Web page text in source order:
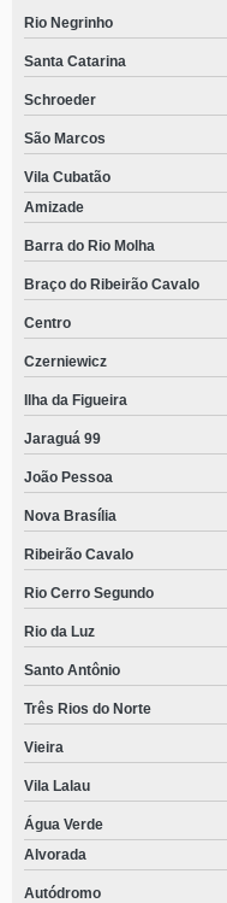
Rio Negrinho
Santa Catarina
Schroeder
São Marcos
Vila Cubatão
Amizade
Barra do Rio Molha
Braço do Ribeirão Cavalo
Centro
Czerniewicz
Ilha da Figueira
Jaraguá 99
João Pessoa
Nova Brasília
Ribeirão Cavalo
Rio Cerro Segundo
Rio da Luz
Santo Antônio
Três Rios do Norte
Vieira
Vila Lalau
Água Verde
Alvorada
Autódromo